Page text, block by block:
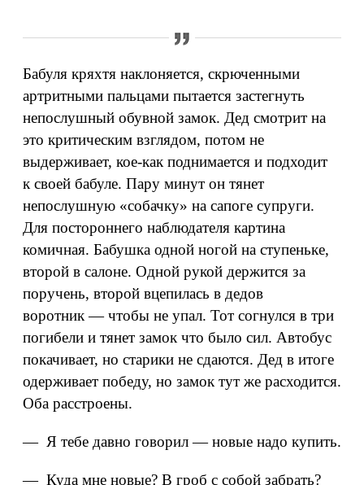
Бабуля кряхтя наклоняется, скрюченными
артритными пальцами пытается застегнуть
непослушный обувной замок. Дед смотрит на
это критическим взглядом, потом не
выдерживает, кое‑как поднимается и подходит
к своей бабуле. Пару минут он тянет
непослушную «собачку» на сапоге супруги.
Для постороннего наблюдателя картина
комичная. Бабушка одной ногой на ступеньке,
второй в салоне. Одной рукой держится за
поручень, второй вцепилась в дедов
воротник — чтобы не упал. Тот согнулся в три
погибели и тянет замок что было сил. Автобус
покачивает, но старики не сдаются. Дед в итоге
одерживает победу, но замок тут же расходится.
Оба расстроены.
— Я тебе давно говорил — новые надо купить.
— Куда мне новые? В гроб с собой забрать?